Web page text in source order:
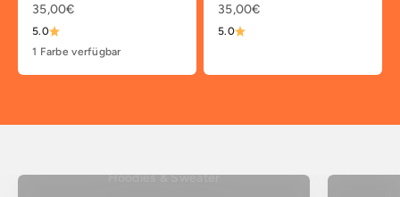
Angebot
35,00€
5.0
1 Farbe verfügbar
Angebot
35,00€
5.0
Hoodies & Sweater